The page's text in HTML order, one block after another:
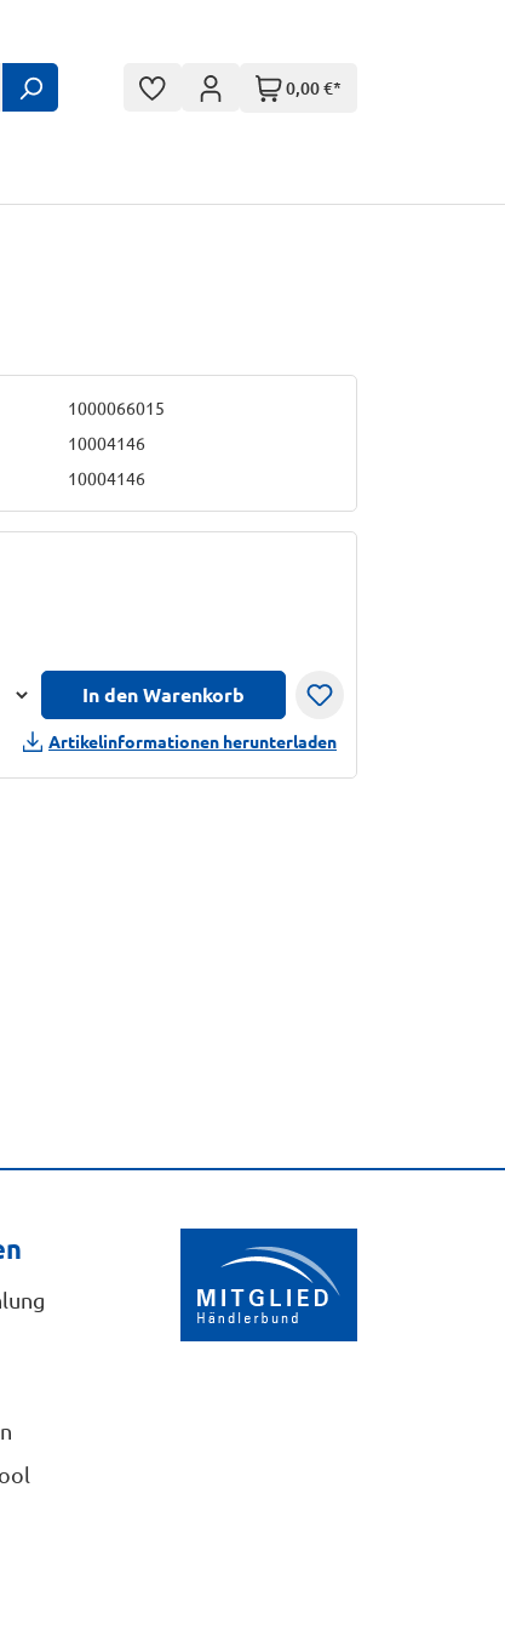
0,00 €*
1000066015
10004146
10004146
anzeigen
In den Warenkorb
Artikelinformationen herunterladen